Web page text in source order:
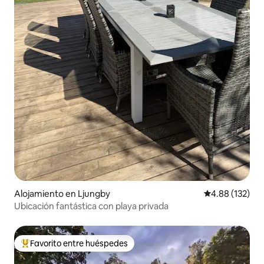
Alojamiento en Ljungby Calificación
4.88 (132)
Ubicación fantástica con playa privada
Favorito entre huéspedes preferido
Favorito entre huéspedes